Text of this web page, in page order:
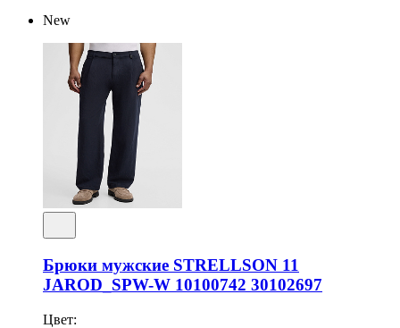
New
Брюки мужские STRELLSON 11
JAROD_SPW-W 10100742 30102697
Цвет: